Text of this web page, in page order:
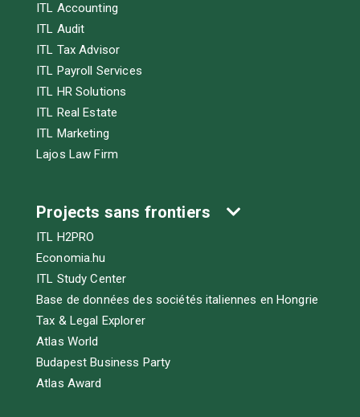
ITL Accounting
ITL Audit
ITL Tax Advisor
ITL Payroll Services
ITL HR Solutions
ITL Real Estate
ITL Marketing
Lajos Law Firm
Projects sans frontiers
ITL H2PRO
Economia.hu
ITL Study Center
Base de données des sociétés italiennes en Hongrie
Tax & Legal Explorer
Atlas World
Budapest Business Party
Atlas Award